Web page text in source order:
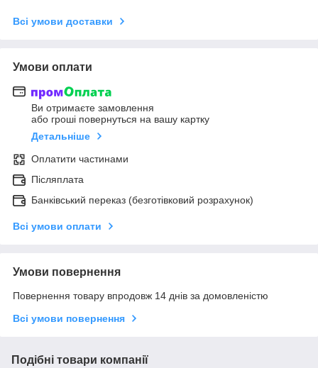
Всі умови доставки
Умови оплати
Ви отримаєте замовлення
або гроші повернуться на вашу картку
Детальніше
Оплатити частинами
Післяплата
Банківський переказ (безготівковий розрахунок)
Всі умови оплати
Умови повернення
Повернення товару впродовж 14 днів за домовленістю
Всі умови повернення
Подібні товари компанії